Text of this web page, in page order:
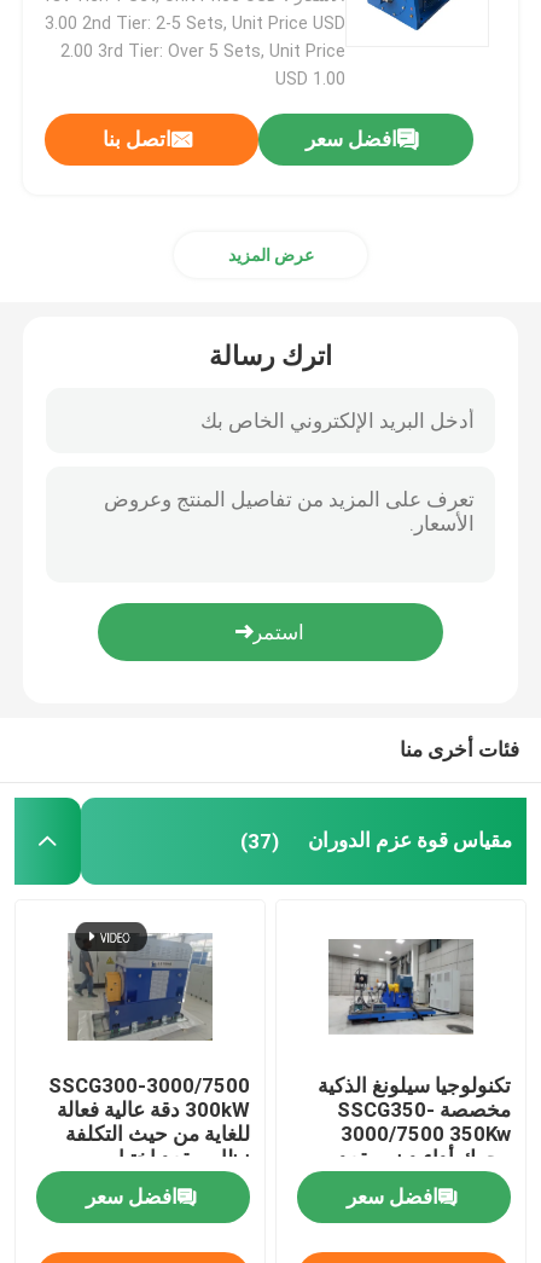
منضدة اختبار المحرك
مستشعر ضغط عالي الدقة
محرك كهربائي
تعزيز مكيف الهواء
دينامومتر هيدروليكي
3.00 2nd Tier: 2-5 Sets, Unit Price USD
2.00 3rd Tier: Over 5 Sets, Unit Price
USD 1.00
افضل سعر اتصل بنا
عرض المزيد
اترك رسالة
فئات أخرى منا
مقياس قوة عزم الدوران (37)
تكنولوجيا سيلونغ الذكية
مخصصة SSCG350-
3000/7500 350Kw
محرك أداء دينو مقعد
الاختبار
افضل سعر
SSCG300-3000/7500
300kW دقة عالية فعالة
للغاية من حيث التكلفة
نظام مقعد اختبار
الدينامومتر الكهربائي
لاختبار أداء محرك EV
افضل سعر